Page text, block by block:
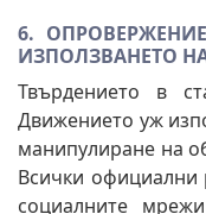
6.
ИЗПОЛЗВАНЕТО
Твърдението в
Движението уж
манипулиране на
Всички официални
социалните